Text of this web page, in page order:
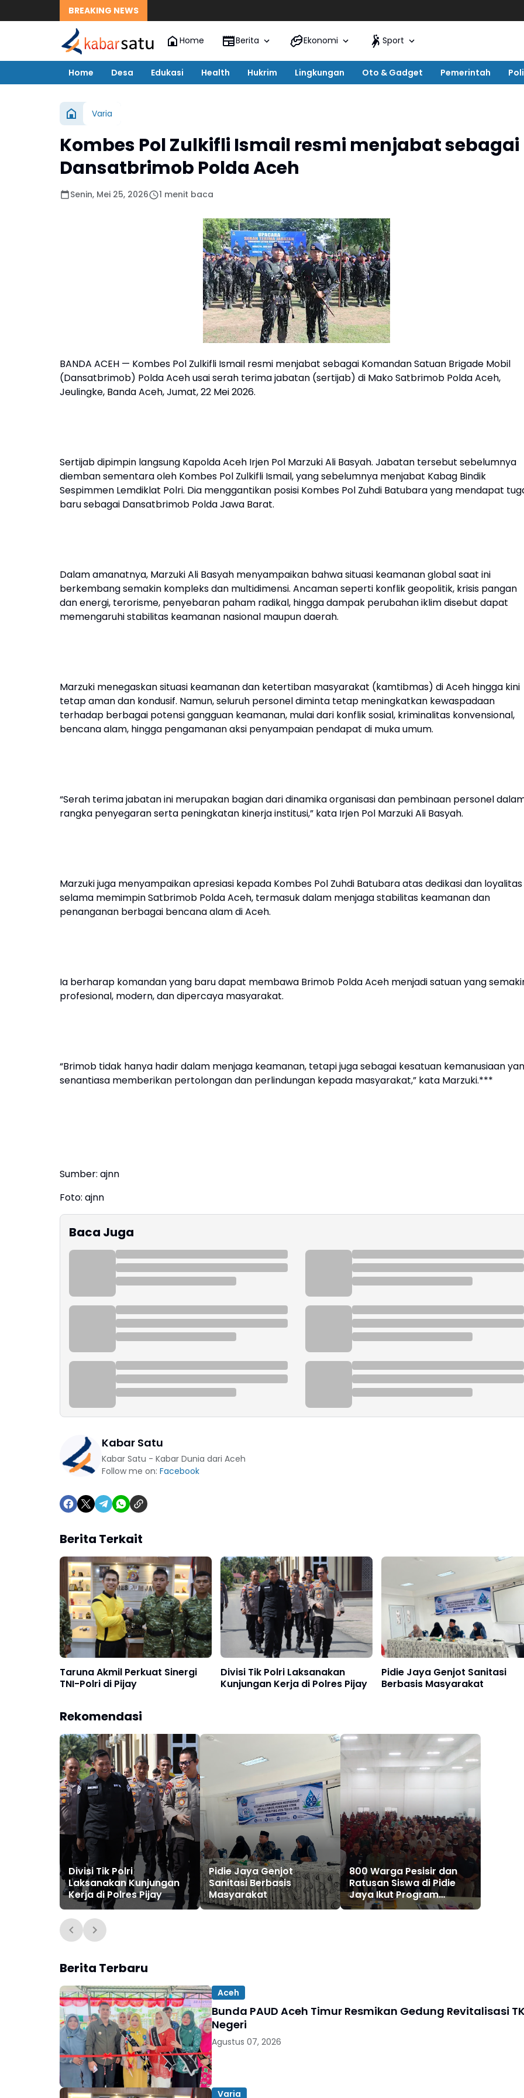
BREAKING NEWS
Home Berita Ekonomi Sport
Home Desa Edukasi Health Hukrim Lingkungan Oto & Gadget Pemerintah
Varia
Kombes Pol Zulkifli Ismail resmi menjabat sebagai
Dansatbrimob Polda Aceh
Senin, Mei 25, 2026 1 menit baca
BANDA ACEH — Kombes Pol Zulkifli Ismail resmi menjabat sebagai Komandan Satuan Brigade Mobil
(Dansatbrimob) Polda Aceh usai serah terima jabatan (sertijab) di Mako Satbrimob Polda Aceh,
Jeulingke, Banda Aceh, Jumat, 22 Mei 2026.
Sertijab dipimpin langsung Kapolda Aceh Irjen Pol Marzuki Ali Basyah. Jabatan tersebut sebelumnya
diemban sementara oleh Kombes Pol Zulkifli Ismail, yang sebelumnya menjabat Kabag Bindik
Sespimmen Lemdiklat Polri. Dia menggantikan posisi Kombes Pol Zuhdi Batubara yang mendapat
baru sebagai Dansatbrimob Polda Jawa Barat.
Dalam amanatnya, Marzuki Ali Basyah menyampaikan bahwa situasi keamanan global saat ini
berkembang semakin kompleks dan multidimensi. Ancaman seperti konflik geopolitik, krisis pangan
dan energi, terorisme, penyebaran paham radikal, hingga dampak perubahan iklim disebut dapat
memengaruhi stabilitas keamanan nasional maupun daerah.
Marzuki menegaskan situasi keamanan dan ketertiban masyarakat (kamtibmas) di Aceh hingga kini
tetap aman dan kondusif. Namun, seluruh personel diminta tetap meningkatkan kewaspadaan
terhadap berbagai potensi gangguan keamanan, mulai dari konflik sosial, kriminalitas konvensional,
bencana alam, hingga pengamanan aksi penyampaian pendapat di muka umum.
“Serah terima jabatan ini merupakan bagian dari dinamika organisasi dan pembinaan personel
rangka penyegaran serta peningkatan kinerja institusi,” kata Irjen Pol Marzuki Ali Basyah.
Marzuki juga menyampaikan apresiasi kepada Kombes Pol Zuhdi Batubara atas dedikasi dan loyalitas
selama memimpin Satbrimob Polda Aceh, termasuk dalam menjaga stabilitas keamanan dan
penanganan berbagai bencana alam di Aceh.
Ia berharap komandan yang baru dapat membawa Brimob Polda Aceh menjadi satuan yang
profesional, modern, dan dipercaya masyarakat.
“Brimob tidak hanya hadir dalam menjaga keamanan, tetapi juga sebagai kesatuan kemanusiaan
senantiasa memberikan pertolongan dan perlindungan kepada masyarakat,” kata Marzuki.***
Sumber: ajnn
Foto: ajnn
Baca Juga
Kabar Satu
Kabar Satu - Kabar Dunia dari Aceh
Follow me on: Facebook
Berita Terkait
Taruna Akmil Perkuat Sinergi
TNI-Polri di Pijay
Divisi Tik Polri Laksanakan
Kunjungan Kerja di Polres Pijay
Pidie Jaya Genjot Sanitasi
Berbasis Masyarakat
Rekomendasi
Divisi Tik Polri
Laksanakan Kunjungan
Kerja di Polres Pijay
Pidie Jaya Genjot
Sanitasi Berbasis
Masyarakat
800 Warga Pesisir dan
Ratusan Siswa di Pidie
Jaya Ikut Program
Pemulihan
Berita Terbaru
Aceh
Bunda PAUD Aceh Timur Resmikan Gedung Revitalisasi
Negeri
Agustus 07, 2026
Varia